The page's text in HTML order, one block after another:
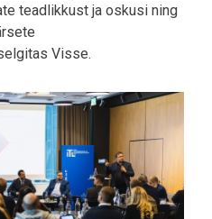
teadlikkust ja oskusi ning
Visse.